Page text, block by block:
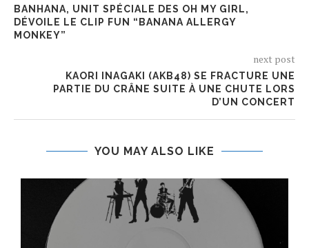
BANHANA, UNIT SPÉCIALE DES OH MY GIRL,
DÉVOILE LE CLIP FUN “BANANA ALLERGY
MONKEY”
next post
KAORI INAGAKI (AKB48) SE FRACTURE UNE
PARTIE DU CRÂNE SUITE À UNE CHUTE LORS
D’UN CONCERT
YOU MAY ALSO LIKE